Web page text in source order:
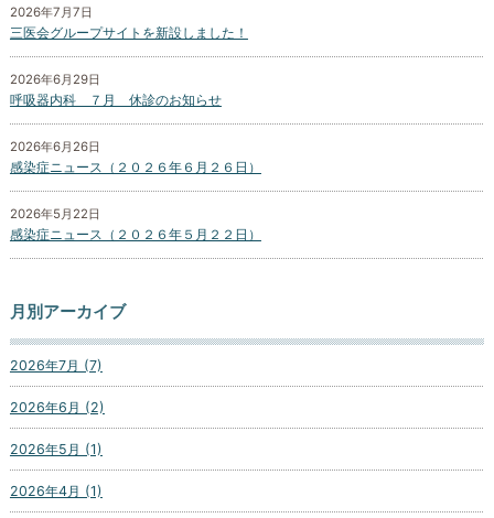
2026年7月7日
三医会グループサイトを新設しました！
2026年6月29日
呼吸器内科 ７月 休診のお知らせ
2026年6月26日
感染症ニュース（２０２６年６月２６日）
2026年5月22日
感染症ニュース（２０２６年５月２２日）
月別アーカイブ
2026年7月 (7)
2026年6月 (2)
2026年5月 (1)
2026年4月 (1)